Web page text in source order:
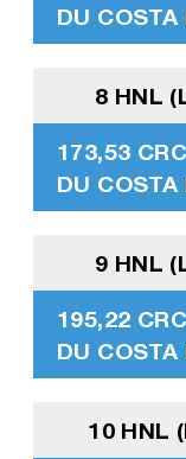
DU COSTA
8 HNL
173,53
DU COSTA
9 HNL
195,22
DU COSTA
10 HNL